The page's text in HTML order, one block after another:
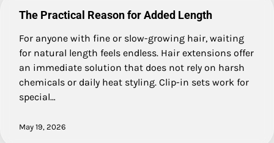
The Practical Reason for Added Length
For anyone with fine or slow-growing hair, waiting
for natural length feels endless. Hair extensions offer
an immediate solution that does not rely on harsh
chemicals or daily heat styling. Clip-in sets work for
special…
May 19, 2026